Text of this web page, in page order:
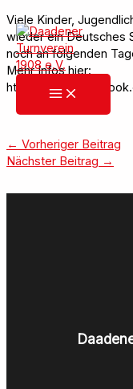
Zum
Inhalt
springen
Viele Kinder,
wieder ein Deutsches
noch an folgenden
Mehr Infos hier:
https://
← Vorheriger Beitrag
Nächster Beitrag →